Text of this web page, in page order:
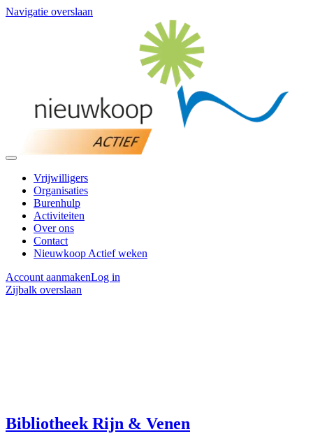
Navigatie overslaan
Vrijwilligers
Organisaties
Burenhulp
Activiteiten
Over ons
Contact
Nieuwkoop Actief weken
Account aanmakenLog in
Zijbalk overslaan
Bibliotheek Rijn & Venen